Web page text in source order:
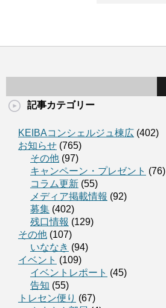
記事カテゴリー
KEIBAコンシェルジュ棟広 (402)
お知らせ (765)
その他 (97)
キャンペーン・プレゼント (76)
コラム更新 (55)
メディア掲載情報 (92)
募集 (402)
残口情報 (129)
その他 (107)
いななき (94)
イベント (109)
イベントレポート (45)
告知 (55)
トレセン便り (67)